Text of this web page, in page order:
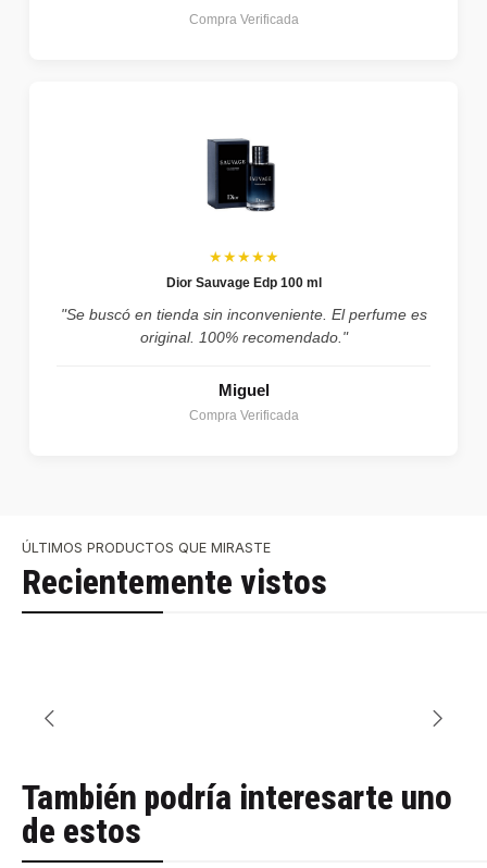
Compra Verificada
★★★★★
Dior Sauvage Edp 100 ml
"Se buscó en tienda sin inconveniente. El perfume es
original. 100% recomendado."
Miguel
Compra Verificada
ÚLTIMOS PRODUCTOS QUE MIRASTE
Recientemente vistos
También podría interesarte uno
de estos